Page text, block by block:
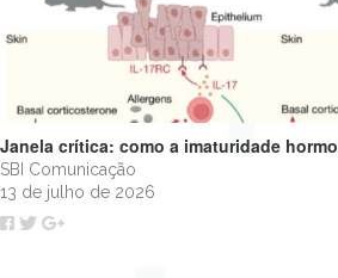
SBI Comunicação
13 de julho de 2026